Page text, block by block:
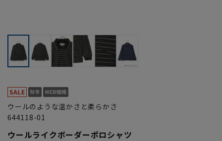
ウールのような温かさと柔らかさ
644118-01
ウールライクボーダーポロシャツ